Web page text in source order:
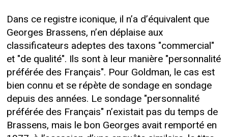
Dans ce registre iconique, il n’a d’équivalent que
Georges Brassens, n’en déplaise aux
classificateurs adeptes des taxons "commercial"
et "de qualité". Ils sont à leur manière "personnalité
préférée des Français". Pour Goldman, le cas est
bien connu et se répète de sondage en sondage
depuis des années. Le sondage "personnalité
préférée des Français" n’existait pas du temps de
Brassens, mais le bon Georges avait remporté en